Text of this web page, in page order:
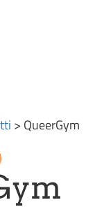
> QueerGym